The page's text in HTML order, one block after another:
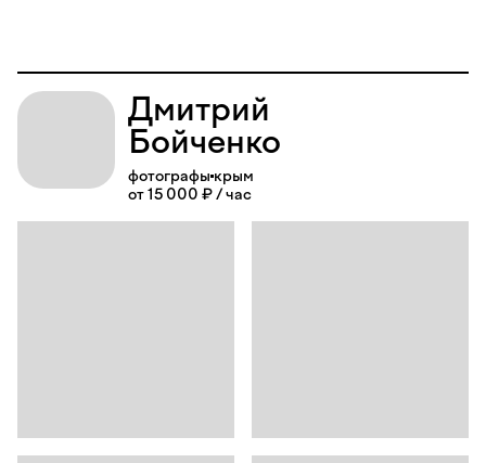
Дмитрий
Бойченко
фотографы крым
от 15 000 ₽ / час